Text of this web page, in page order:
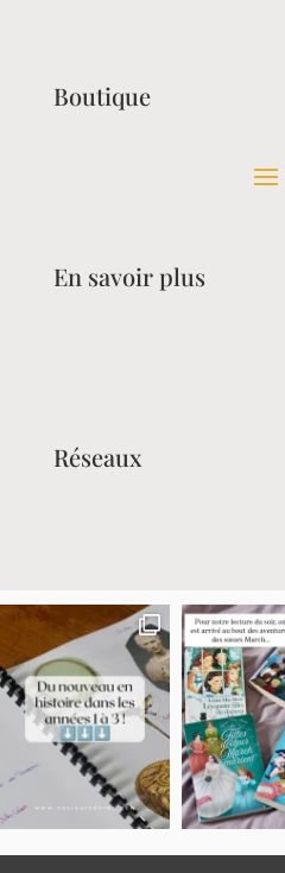
Boutique
En savoir plus
Réseaux